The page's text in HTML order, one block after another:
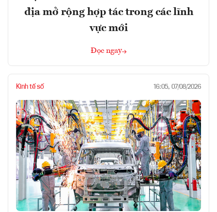
địa mở rộng hợp tác trong các lĩnh
vực mới
Đọc ngay
Kinh tế số 16:05, 07/08/2026